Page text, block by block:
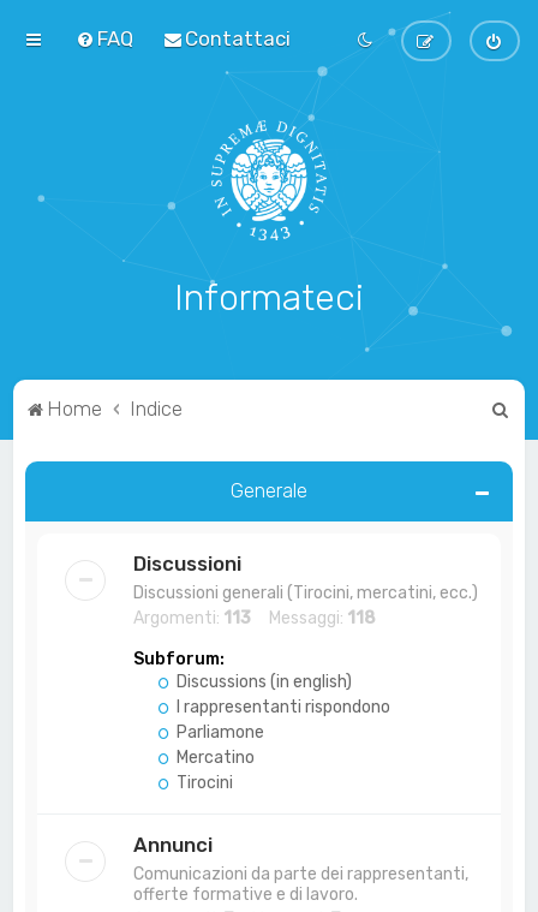
FAQ Contattaci
Informateci
Home Indice
r
Generale
Discussioni
Discussioni generali (Tirocini, mercatini, ecc.)
Argomenti: 113 Messaggi: 118
Subforum:
Discussions (in english)
I rappresentanti rispondono
Parliamone
Mercatino
Tirocini
Annunci
Comunicazioni da parte dei rappresentanti,
offerte formative e di lavoro.